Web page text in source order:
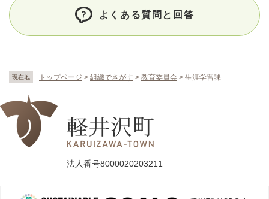
現在地 トップページ > 組織でさがす > 教育委員会 > 生涯学習課
よくある質問と回答
法人番号8000020203211